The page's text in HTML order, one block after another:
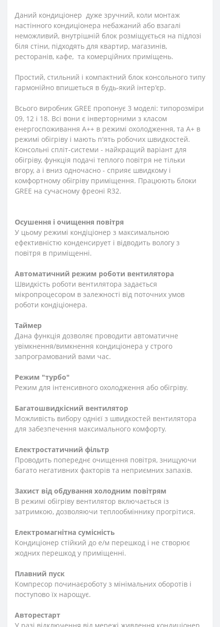
Даний кондиціонер дуже зручний, коли монтаж
настінного кондиціонера небажаний або взагалі
неможливий, внутрішній блок розміщується на підлозі
біля стіни, підходять для квартир, магазинів,
ресторанів, кафе, та комерційних приміщень.
Простий, стильний і компактний блок консольного типу
гармонійно впишеться в будь-який інтер'єр.
Всього виробник GREE пропонує 3 моделі: типорозміри
09, 12 і 18. Всі вони є інверторними з класом
енергоспоживання А++ в режимі охолодження, та А+ в
режимі обігріву і мають п'ять робочих швидкостей.
Консольні спліт-системи - найкращий варіант для
обігріву, функція подачі теплого повітря не тільки
вгору, а і вниз одночасно - сприяє швидкому і
комфортному обігріву приміщення. Працюють блоки
GREE на сучасному фреоні R32.
Осушення і очищення повітря
У цьому режимі кондіціонер з максимальною
ефективністю конденсирует і відводить вологу з
повітря в приміщенні.
Автоматичний режим роботи вентилятора
Швидкість роботи вентилятора задається
мікропроцесором в залежності від поточних умов
роботи кондіціонера.
Таймер
Дана функція дозволяє проводити автоматичне
увімкнення/вимкнення кондиціонера у строго
запрограмований вами час.
Режим "турбо"
Режим для інтенсивного охолодження або обігріву.
Багатошвидкісний вентилятор
Можливість вибору однієї з швидкостей вентилятора
для забезпечення максимального комфорту.
Електростатичний фільтр
Проводить попереднє очищення повітря, знищуючи
багато негативних факторів та неприємних запахів.
Захист від обдування холодним повітрям
В режимі обігріву вентилятор включається із
затримкою, дозволяючи теплообміннику прогрітися.
Електромагнітна сумісність
Кондиціонер стійкий до е/м перешкод і не створює
жодних перешкод у приміщенні.
Плавний пуск
Компресор починаєроботу з мінімальних оборотів і
поступово їх нарощує.
Авторестарт